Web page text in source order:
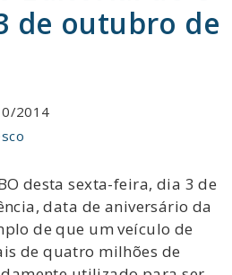
de outubro de
2014
desta sexta-feira, dia 3 de
data de aniversário da
de que um veículo de
de quatro milhões de